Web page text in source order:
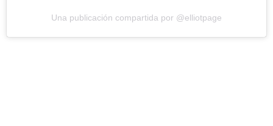
Una publicación compartida por @elliotpage